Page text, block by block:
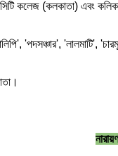
কলেজ (কলকাতা) এবং
'পদসঞ্চার', 'লালমাটি',